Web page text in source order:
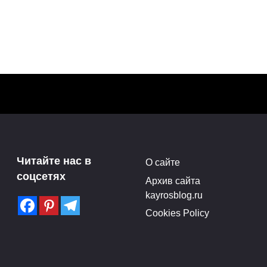
Читайте нас в
соцсетях
О сайте
Архив сайта
kayrosblog.ru
Cookies Policy